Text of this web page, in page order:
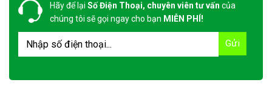
Hãy để lại Số Điện Thoại, chuyên viên tư vấn của
chúng tôi sẽ gọi ngay cho bạn MIỄN PHÍ!